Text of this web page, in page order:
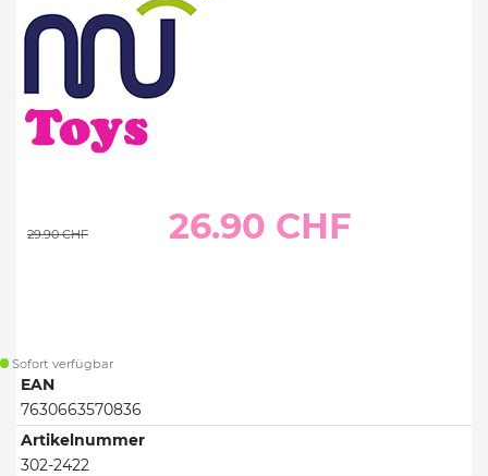
29.90 CHF 26.90 CHF
Sofort verfügbar
EAN
7630663570836
Artikelnummer
302-2422